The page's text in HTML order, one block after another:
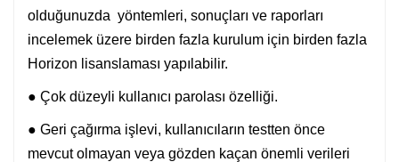
olduğunuzda yöntemleri, sonuçları ve raporları
incelemek üzere birden fazla kurulum için birden fazla
Horizon lisanslaması yapılabilir.
● Çok düzeyli kullanıcı parolası özelliği.
● Geri çağırma işlevi, kullanıcıların testten önce
mevcut olmayan veya gözden kaçan önemli verileri